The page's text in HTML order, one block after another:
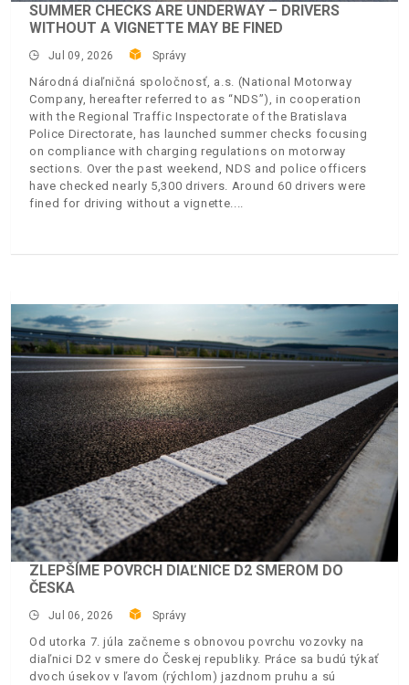
SUMMER CHECKS ARE UNDERWAY – DRIVERS
WITHOUT A VIGNETTE MAY BE FINED
Jul 09, 2026 Správy
Národná diaľničná spoločnosť, a.s. (National Motorway
Company, hereafter referred to as “NDS”), in cooperation
with the Regional Traffic Inspectorate of the Bratislava
Police Directorate, has launched summer checks focusing
on compliance with charging regulations on motorway
sections. Over the past weekend, NDS and police officers
have checked nearly 5,300 drivers. Around 60 drivers were
fined for driving without a vignette.
ZLEPŠÍME POVRCH DIAĽNICE D2 SMEROM DO
ČESKA
Jul 06, 2026 Správy
Od utorka 7. júla začneme s obnovou povrchu vozovky na
diaľnici D2 v smere do Českej republiky. Práce sa budú týkať
dvoch úsekov v ľavom (rýchlom) jazdnom pruhu a sú